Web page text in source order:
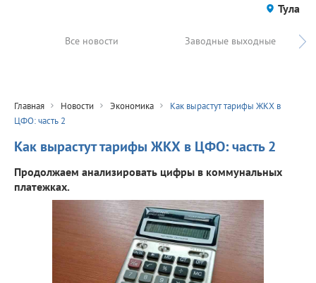
Тула
Все новости Заводные выходные
Главная Новости Экономика
Как вырастут тарифы ЖКХ в
ЦФО: часть 2
Как вырастут тарифы ЖКХ в ЦФО: часть 2
Продолжаем анализировать цифры в коммунальных
платежках.